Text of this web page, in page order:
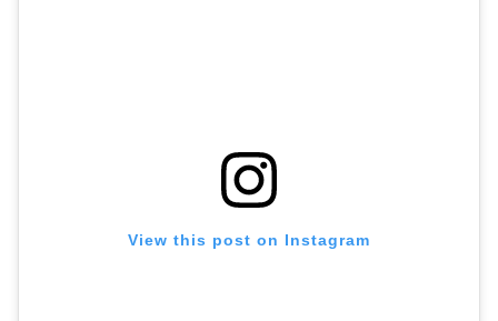
View this post on Instagram